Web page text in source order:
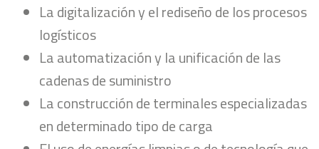
La digitalización y el rediseño de los procesos
logísticos
La automatización y la unificación de las
cadenas de suministro
La construcción de terminales especializadas
en determinado tipo de carga